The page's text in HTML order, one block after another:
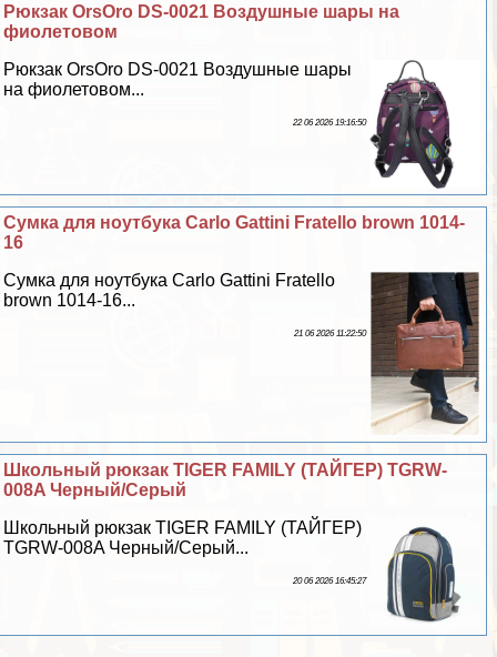
Рюкзак OrsOro DS-0021 Воздушные шары на
фиолетовом
Рюкзак OrsOro DS-0021 Воздушные шары
на фиолетовом...
22 06 2026 19:16:50
Сумка для ноутбука Carlo Gattini Fratello brown 1014-
16
Сумка для ноутбука Carlo Gattini Fratello
brown 1014-16...
21 06 2026 11:22:50
Школьный рюкзак TIGER FAMILY (ТАЙГЕР) TGRW-
008A Черный/Серый
Школьный рюкзак TIGER FAMILY (ТАЙГЕР)
TGRW-008A Черный/Серый...
20 06 2026 16:45:27